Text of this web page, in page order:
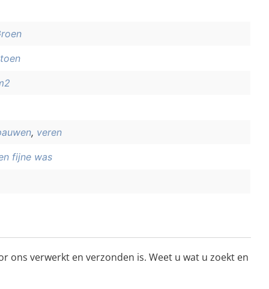
, veren
fijne was
ons verwerkt en verzonden is. Weet u wat u zoekt en